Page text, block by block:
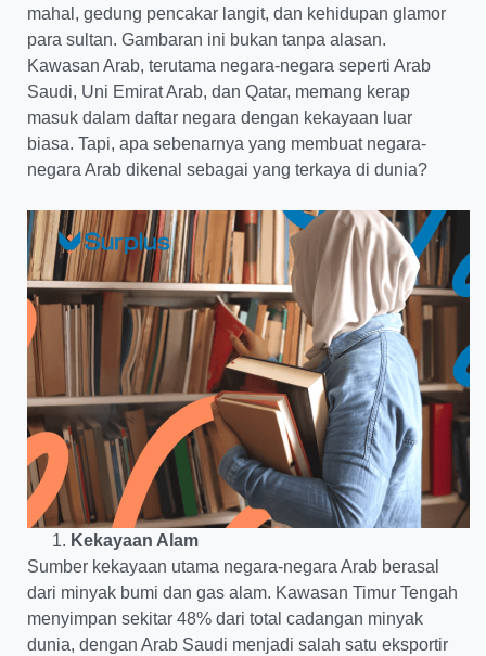
mahal, gedung pencakar langit, dan kehidupan glamor
para sultan. Gambaran ini bukan tanpa alasan.
Kawasan Arab, terutama negara-negara seperti Arab
Saudi, Uni Emirat Arab, dan Qatar, memang kerap
masuk dalam daftar negara dengan kekayaan luar
biasa. Tapi, apa sebenarnya yang membuat negara-
negara Arab dikenal sebagai yang terkaya di dunia?
Kekayaan Alam
Sumber kekayaan utama negara-negara Arab berasal
dari minyak bumi dan gas alam. Kawasan Timur Tengah
menyimpan sekitar 48% dari total cadangan minyak
dunia, dengan Arab Saudi menjadi salah satu eksportir